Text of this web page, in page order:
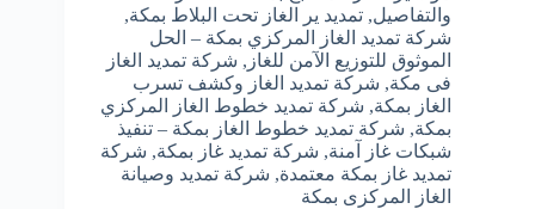
والتفاصيل, تمديد ير الغاز تحت البلاط بمكة,
شركة تمديد الغاز المركزي بمكة – الحل
الموثوق للتوزيع الآمن للغاز , شركة تمديد الغاز
فى مكة, شركة تمديد الغاز وكشف تسرب
الغاز بمكة, شركة تمديد خطوط الغاز المركزي
بمكة, شركة تمديد خطوط الغاز بمكة – تنفيذ
شبكات غاز آمنة, شركة تمديد غاز بمكة, شركة
تمديد غاز بمكة معتمدة, شركة تمديد وصيانة
الغاز المركزى بمكة